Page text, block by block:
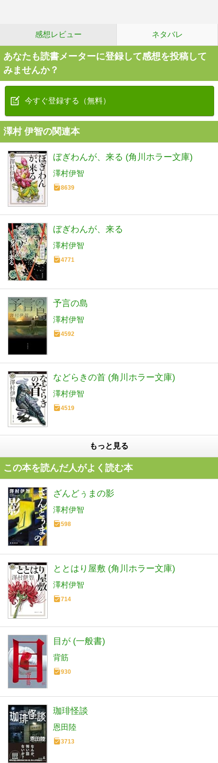
感想レビュー ネタバレ
あなたも読書メーターに登録して感想を投稿して
みませんか？
今すぐ登録する（無料）
澤村 伊智の関連本
ぼぎわんが、来る (角川ホラー文庫)
澤村伊智
8639
ぼぎわんが、来る
澤村伊智
4771
予言の島
澤村伊智
4592
などらきの首 (角川ホラー文庫)
澤村伊智
4519
もっと見る
この本を読んだ人がよく読む本
ざんどぅまの影
澤村伊智
598
ととはり屋敷 (角川ホラー文庫)
澤村伊智
714
目が (一般書)
背筋
930
珈琲怪談
恩田陸
3713